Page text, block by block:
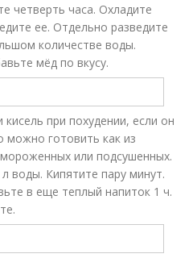
четверть часа. Охладите
ее. Отдельно разведите
количестве воды.
мёд по вкусу.
при похудении, если он
можно готовить как из
или подсушенных.
воды. Кипятите пару минут.
в еще теплый напиток 1 ч.